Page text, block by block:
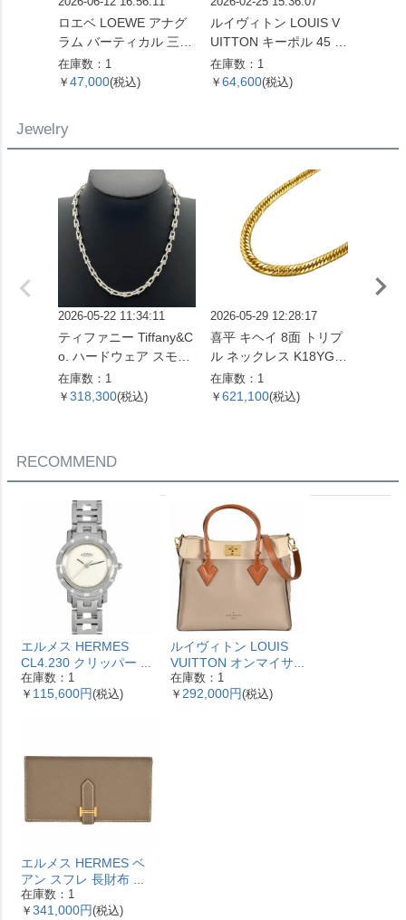
ロエベ LOEWE アナグ
ラム バーティカル 三つ
折り財布 ベージュ シル
バー金具【中古】
在庫数：1
￥ 47,000(税込)
ルイヴィトン LOUIS V
UITTON キーポル 45 ボ
ストンバッグ モノグラ
ム キャンバス M41428
在庫数：1
￥ 64,600(税込)
Jewelry
2026-05-22 11:34:11
ティファニー Tiffany&C
o. ハードウェア スモー
ルリンク ネックレス 60
153093 SV925 42.4g シ
在庫数：1
￥ 318,300(税込)
2026-05-29 12:28:17
喜平 キヘイ 8面 トリプ
ル ネックレス K18YG 2
4.5g 60cm【中古】
在庫数：1
￥ 621,100(税込)
RECOMMEND
エルメス HERMES
CL4.230 クリッパー ナ
クレ 腕時計 シェル文字
盤 ベゼル12Pダイヤ レ
在庫数：1
￥ 115,600円(税込)
ルイヴィトン LOUIS
VUITTON オンマイサ
イドMM ハンドバッグ
2WAY レザー M53825
在庫数：1
￥ 292,000円(税込)
エルメス HERMES ベ
アン スフレ 長財布 ヴ
ォーエプソン Y刻印 エ
トゥープ ゴールド金具
在庫数：1
￥ 341,000円(税込)